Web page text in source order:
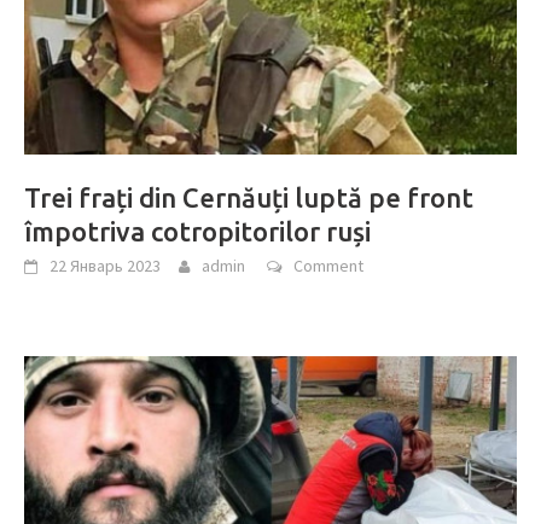
Trei frați din Cernăuți luptă pe front
împotriva cotropitorilor ruși
22 Январь 2023 admin Comment